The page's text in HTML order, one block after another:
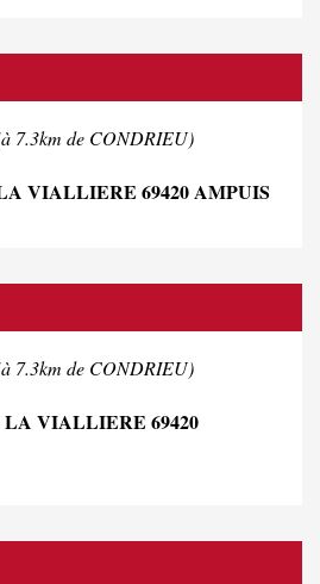
7.3km de CONDRIEU)
VIALLIERE 69420 AMPUIS
7.3km de CONDRIEU)
LA VIALLIERE 69420